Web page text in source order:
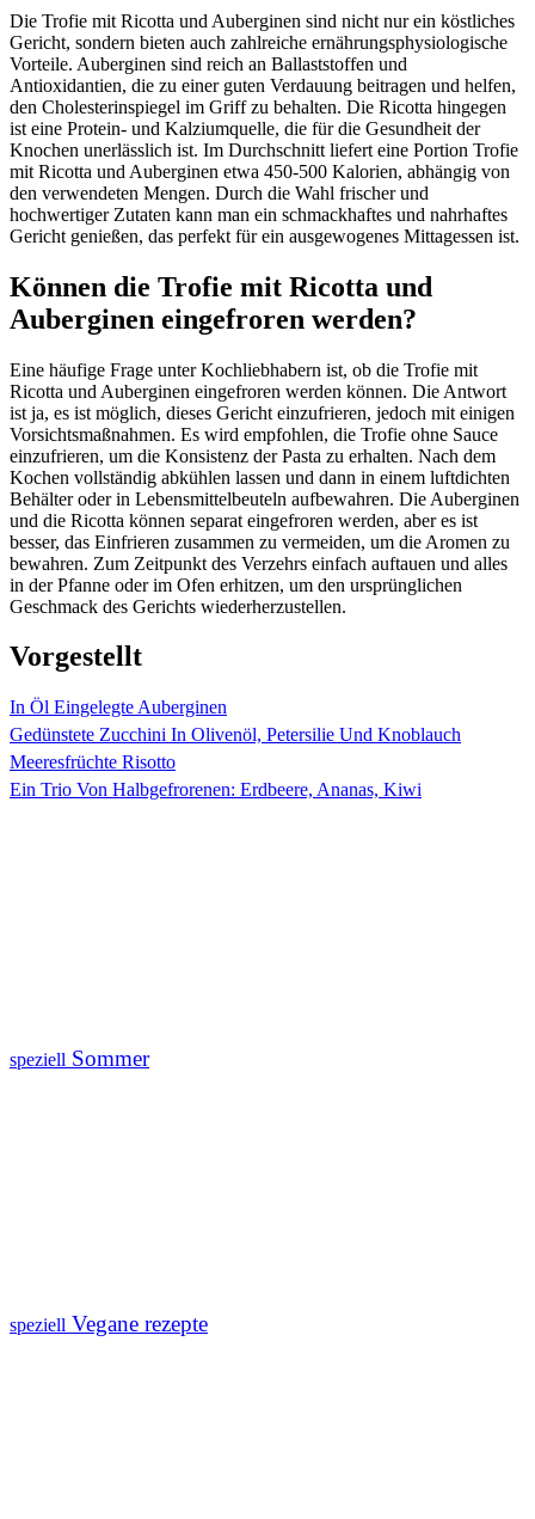
Die Trofie mit Ricotta und Auberginen sind nicht nur ein köstliches
Gericht, sondern bieten auch zahlreiche ernährungsphysiologische
Vorteile. Auberginen sind reich an Ballaststoffen und
Antioxidantien, die zu einer guten Verdauung beitragen und helfen,
den Cholesterinspiegel im Griff zu behalten. Die Ricotta hingegen
ist eine Protein- und Kalziumquelle, die für die Gesundheit der
Knochen unerlässlich ist. Im Durchschnitt liefert eine Portion Trofie
mit Ricotta und Auberginen etwa 450-500 Kalorien, abhängig von
den verwendeten Mengen. Durch die Wahl frischer und
hochwertiger Zutaten kann man ein schmackhaftes und nahrhaftes
Gericht genießen, das perfekt für ein ausgewogenes Mittagessen ist.
Können die Trofie mit Ricotta und
Auberginen eingefroren werden?
Eine häufige Frage unter Kochliebhabern ist, ob die Trofie mit
Ricotta und Auberginen eingefroren werden können. Die Antwort
ist ja, es ist möglich, dieses Gericht einzufrieren, jedoch mit einigen
Vorsichtsmaßnahmen. Es wird empfohlen, die Trofie ohne Sauce
einzufrieren, um die Konsistenz der Pasta zu erhalten. Nach dem
Kochen vollständig abkühlen lassen und dann in einem luftdichten
Behälter oder in Lebensmittelbeuteln aufbewahren. Die Auberginen
und die Ricotta können separat eingefroren werden, aber es ist
besser, das Einfrieren zusammen zu vermeiden, um die Aromen zu
bewahren. Zum Zeitpunkt des Verzehrs einfach auftauen und alles
in der Pfanne oder im Ofen erhitzen, um den ursprünglichen
Geschmack des Gerichts wiederherzustellen.
Vorgestellt
In Öl Eingelegte Auberginen
Gedünstete Zucchini In Olivenöl, Petersilie Und Knoblauch
Meeresfrüchte Risotto
Ein Trio Von Halbgefrorenen: Erdbeere, Ananas, Kiwi
speziell Sommer
speziell Vegane rezepte